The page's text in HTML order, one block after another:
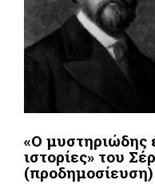
«Ο μυστηριώδης
ιστορίες» του
(προδημοσίευση)